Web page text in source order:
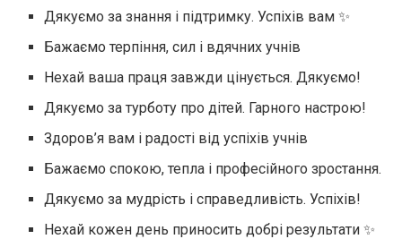
Дякуємо за знання і підтримку. Успіхів вам ✨
Бажаємо терпіння, сил і вдячних учнів
Нехай ваша праця завжди цінується. Дякуємо!
Дякуємо за турботу про дітей. Гарного настрою!
Здоров’я вам і радості від успіхів учнів
Бажаємо спокою, тепла і професійного зростання.
Дякуємо за мудрість і справедливість. Успіхів!
Нехай кожен день приносить добрі результати ✨